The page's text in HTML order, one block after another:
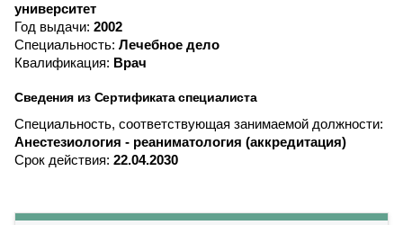
университет
Год выдачи: 2002
Специальность: Лечебное дело
Квалификация: Врач
Сведения из Сертификата специалиста
Специальность, соответствующая занимаемой должности:
Анестезиология - реаниматология (аккредитация)
Срок действия: 22.04.2030